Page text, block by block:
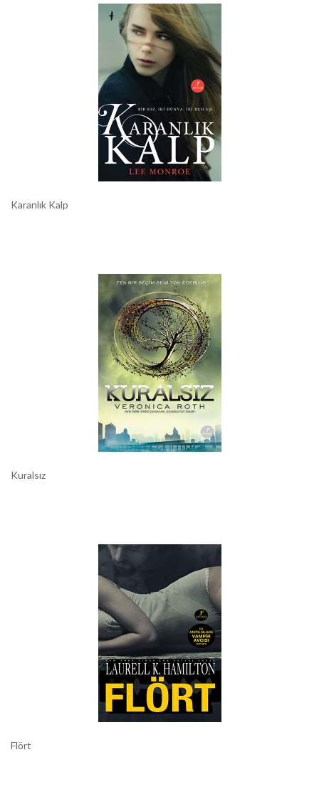
Karanlık Kalp
Kuralsız
Flört